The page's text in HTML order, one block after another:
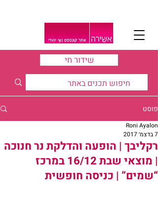
שידור חי
פוסט
רקליבך | הופעה והדלקת נר חנוכה
| מוצאי שבת 16/12 במרכז
“שמים” | כניסה חופשית
Roni Ayalon
7 בדצמ׳ 2017